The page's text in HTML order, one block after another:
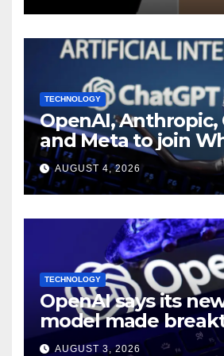
TECHNOLOGY
OpenAI, Anthropic,
and Meta to join
House AI security
AUGUST 4, 2026
TECHNOLOGY
OpenAI says its new
model made
in 10 math
AUGUST 3, 2026